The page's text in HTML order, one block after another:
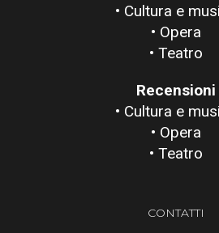
• Cultura e
• Opera
• Teatro
Recensioni
• Cultura e
• Opera
• Teatro
CONTATTI